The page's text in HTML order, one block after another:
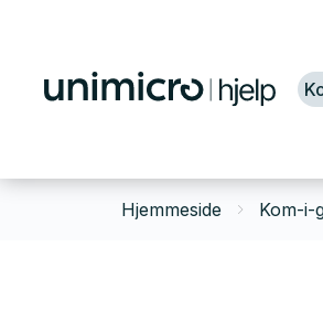
Hjemmeside Kom-i-